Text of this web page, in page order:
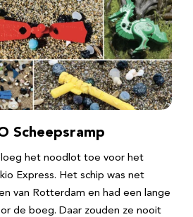
Scheepsramp
het noodlot toe voor het
Express. Het schip was net
van Rotterdam en had een lange
de boeg. Daar zouden ze nooit